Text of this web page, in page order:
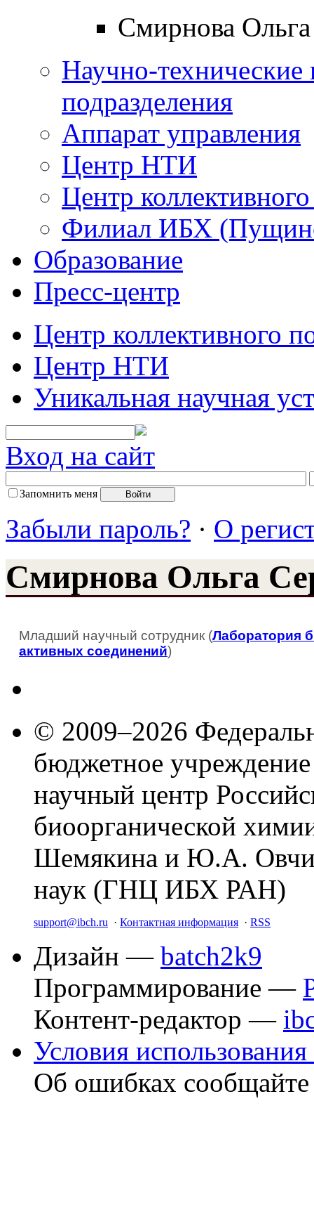
Смирнова Ольга
Научно-технические
подразделения
Аппарат управления
Центр НТИ
Центр
Филиал ИБХ
Образование
Пресс-центр
Центр коллективного
Центр НТИ
Уникальная научная
Вход на сайт
Запомнить меня
Забыли пароль? · О
Смирнова Ольга
Младший научный сотрудник (Лаборатория
активных соединений)
© 2009–2026
бюджетное
научный центр
биоорганической
Шемякина и Ю.А.
наук (ГНЦ ИБХ РАН)
support@ibch.ru · Контактная информация · RSS
Дизайн — batch2k9
Программирование —
Контент-редактор —
Условия использования
Об ошибках